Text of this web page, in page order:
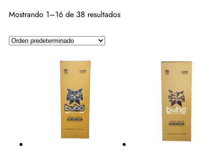
Mostrando 1–16 de 38 resultados